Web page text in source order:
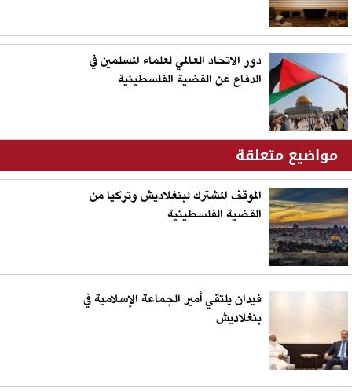
دور الاتحاد العالمي لعلماء المسلمين في
الدفاع عن القضية الفلسطينية
مواضيع متعلقة
الموقف المشترك لبنغلاديش وتركيا من
القضية الفلسطينية
فيدان يلتقي أمير الجماعة الإسلامية في
بنغلاديش